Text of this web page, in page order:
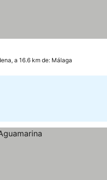
a 16.6 km de: Málaga